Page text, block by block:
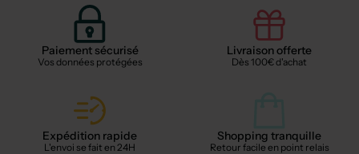
Paiement sécurisé
Vos données protégées
Livraison offerte
Dès 100€ d'achat
Expédition rapide
L'envoi se fait en 24H
Shopping tranquille
Retour facile en point relais